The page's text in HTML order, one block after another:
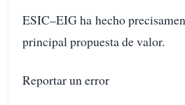
ESIC–EIG ha hecho
principal propuesta de valor.
Reportar un error